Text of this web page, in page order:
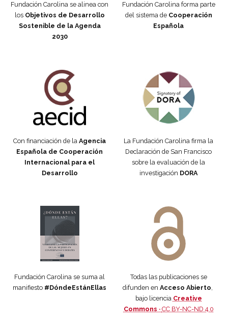
Fundación Carolina se alinea con
los Objetivos de Desarrollo
Sostenible de la Agenda
2030
Fundación Carolina forma parte
del sistema de Cooperación
Española
Con financiación de la Agencia
Española de Cooperación
Internacional para el
Desarrollo
La Fundación Carolina firma la
Declaración de San Francisco
sobre la evaluación de la
investigación DORA
Fundación Carolina se suma al
manifiesto #DóndeEstánEllas
Todas las publicaciones se
difunden en Acceso Abierto,
bajo licencia Creative
Commons · CC BY-NC-ND 4.0